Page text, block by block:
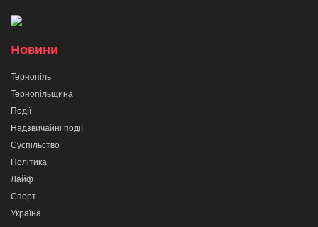
Новини
Тернопіль
Тернопільщина
Події
Надзвичайні події
Суспільство
Політика
Лайф
Спорт
Україна